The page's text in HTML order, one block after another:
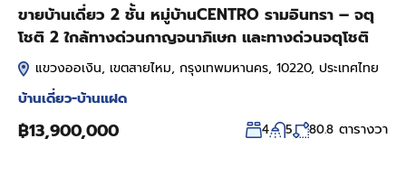
ขายบ้านเดี่ยว 2 ชั้น หมู่บ้านCENTRO รามอินทรา – จตุ
โชติ 2 ใกล้ทางด่วนกาญจนาภิเษก และทางด่วนจตุโชติ
แขวงออเงิน, เขตสายไหม, กรุงเทพมหานคร, 10220, ประเทศไทย
บ้านเดี่ยว-บ้านแฝด
฿13,900,000 4 5 80.8 ตารางวา